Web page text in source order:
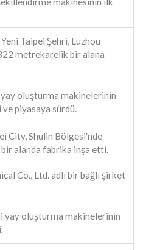
Taipei Şehri, Luzhou
metrekarelik bir alana
oluşturma makinelerinin
piyasaya sürdü.
City, Shulin Bölgesi'nde
alanda fabrika inşa etti.
Co., Ltd. adlı bir bağlı şirket
yay oluşturma makinelerinin